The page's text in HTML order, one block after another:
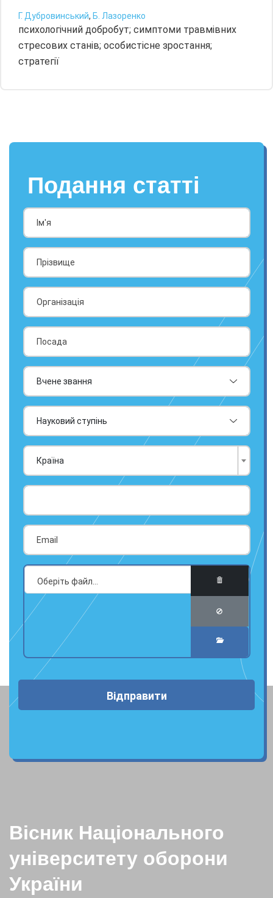
Г. Дубровинський, Б. Лазоренко
психологічний добробут; симптоми травмівних
стресових станів; особистісне зростання;
стратегії
Подання статті
Країна
Відправити
Вісник Національного
університету оборони
України